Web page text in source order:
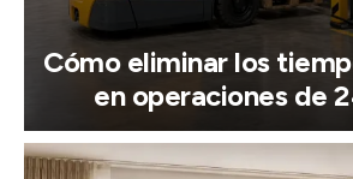
Cómo eliminar los
en operaciones de